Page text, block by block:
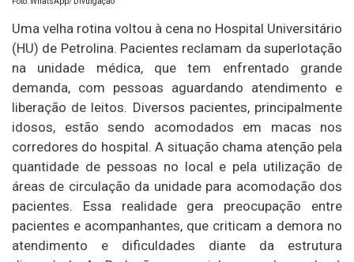
Uma velha rotina voltou à cena no Hospital Universitário
(HU) de Petrolina. Pacientes reclamam da superlotação
na unidade médica, que tem enfrentado grande
demanda, com pessoas aguardando atendimento e
liberação de leitos. Diversos pacientes, principalmente
idosos, estão sendo acomodados em macas nos
corredores do hospital. A situação chama atenção pela
quantidade de pessoas no local e pela utilização de
áreas de circulação da unidade para acomodação dos
pacientes. Essa realidade gera preocupação entre
pacientes e acompanhantes, que criticam a demora no
atendimento e dificuldades diante da estrutura